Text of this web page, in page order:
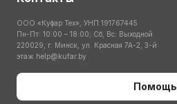
ООО «Куфар Тех», УНП 191767445
Пн-Пт: 10:00 – 18:00; Сб, Вс: Выходной
220029, г. Минск, ул. Красная 7А-2, 3-й
этаж help@kufar.by
Помощь